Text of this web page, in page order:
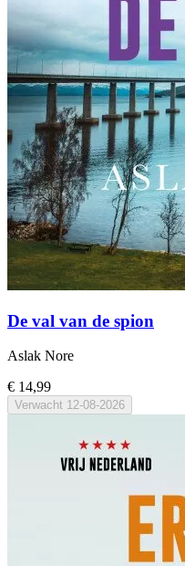
De val van de spion
Aslak Nore
€ 14,99
Verwacht 12-08-2026